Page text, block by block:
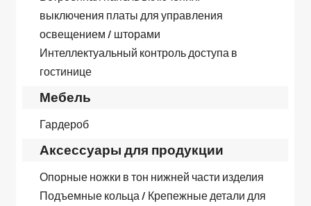
выключения платы для управления
освещением / шторами
Интеллектуальный контроль доступа в
гостинице
Мебель
Гардероб
Аксессуары для продукции
Опорные ножки в тон нижней части изделия
Подъемные кольца / Крепежные детали для